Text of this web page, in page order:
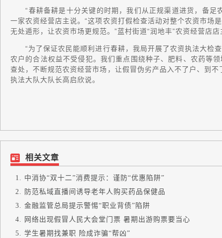
“春耕备耕是十分关键的时期，我们从正规渠道进货，备足
一家农资经营店主说。“这项农资打假检查活动对整个农资市场
无处遁形，让农资市场更规范。”蓝村街道“润地丰”农资经营店
“为了保证农民能顺利进行春耕，我局开展了农资执法大检
农户的合法权益不受侵犯。我们重点围绕种子、肥料、农药等
查处，不断规范农资经营市场，让假冒伪劣产品入不了户、到
执法大队大队长高启欣说。
相关文章
中消协“双十二”消费提示：谨防“优惠陷阱”
防范私域直播间诱导老年人购买药品保健品
金融监管总局提示警惕“职业背债”陷阱
网络出现假冒人民大会堂门票 暑期出游购票要当心
学生暑期找兼职 险成诈骗“帮凶”